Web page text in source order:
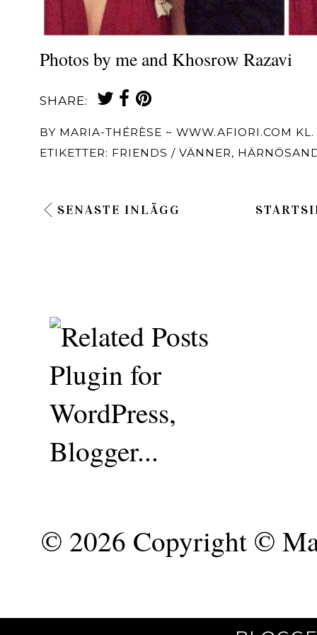
Photos by me and Khosrow Razavi
SHARE:
BY MARIA-THÉRÈSE ~ WWW.AFIORI.COM KL.
ETIKETTER: FRIENDS / VÄNNER,
SENASTE INLÄGG
© 2026 Copyright ©